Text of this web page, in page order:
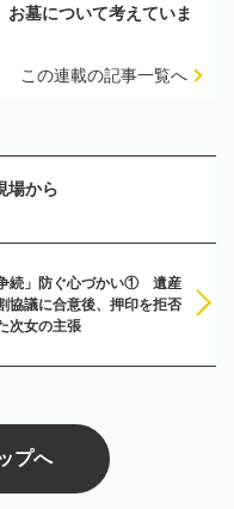
墓について考えていま
この連載の記事一覧へ
場から
争続」防ぐ心づかい① 遺産
協議に合意後、押印を拒否
次女の主張
プへ